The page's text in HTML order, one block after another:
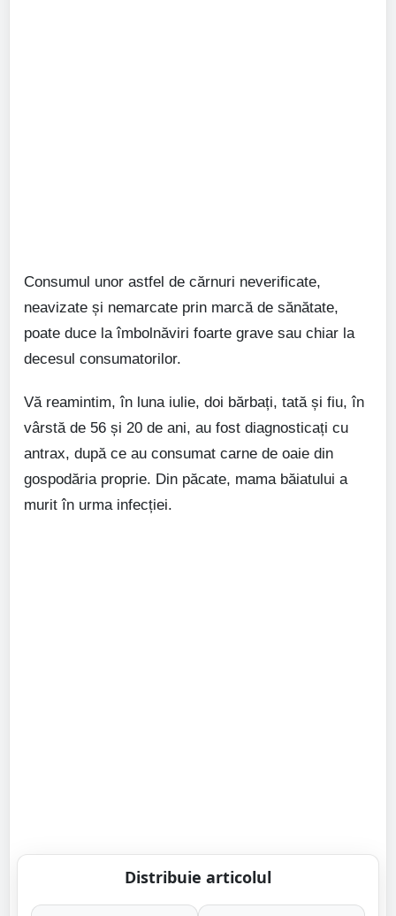
Consumul unor astfel de cărnuri neverificate,
neavizate și nemarcate prin marcă de sănătate,
poate duce la îmbolnăviri foarte grave sau chiar la
decesul consumatorilor.
Vă reamintim, în luna iulie, doi bărbați, tată și fiu, în
vârstă de 56 și 20 de ani, au fost diagnosticați cu
antrax, după ce au consumat carne de oaie din
gospodăria proprie. Din păcate, mama băiatului a
murit în urma infecției.
Distribuie articolul